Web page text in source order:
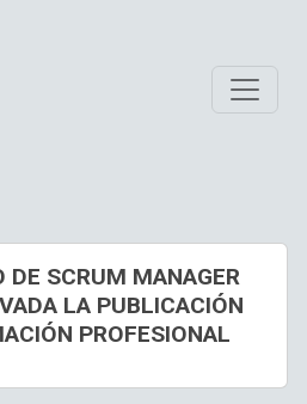
DE SCRUM MANAGER
LA PUBLICACIÓN
PROFESIONAL